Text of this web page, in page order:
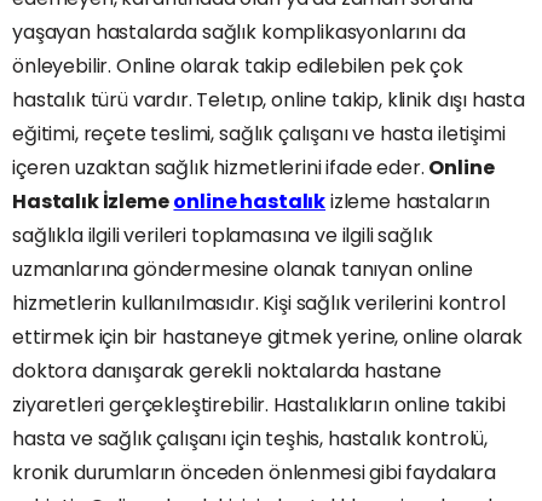
yaşayan hastalarda sağlık komplikasyonlarını da
önleyebilir. Online olarak takip edilebilen pek çok
hastalık türü vardır. Teletıp, online takip, klinik dışı hasta
eğitimi, reçete teslimi, sağlık çalışanı ve hasta iletişimi
içeren uzaktan sağlık hizmetlerini ifade eder. Online
Hastalık İzlemeonline hastalıkizleme hastaların
sağlıkla ilgili verileri toplamasına ve ilgili sağlık
uzmanlarına göndermesine olanak tanıyan online
hizmetlerin kullanılmasıdır. Kişi sağlık verilerini kontrol
ettirmek için bir hastaneye gitmek yerine, online olarak
doktora danışarak gerekli noktalarda hastane
ziyaretleri gerçekleştirebilir. Hastalıkların online takibi
hasta ve sağlık çalışanı için teşhis, hastalık kontrolü,
kronik durumların önceden önlenmesi gibi faydalara